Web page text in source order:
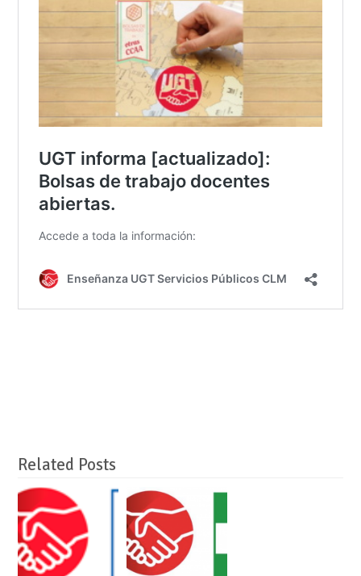
Related Posts
Convocadas 686
del 26 de marzo al 24
de abril.